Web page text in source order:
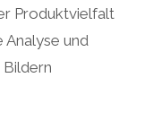
Produktvielfalt
Analyse und